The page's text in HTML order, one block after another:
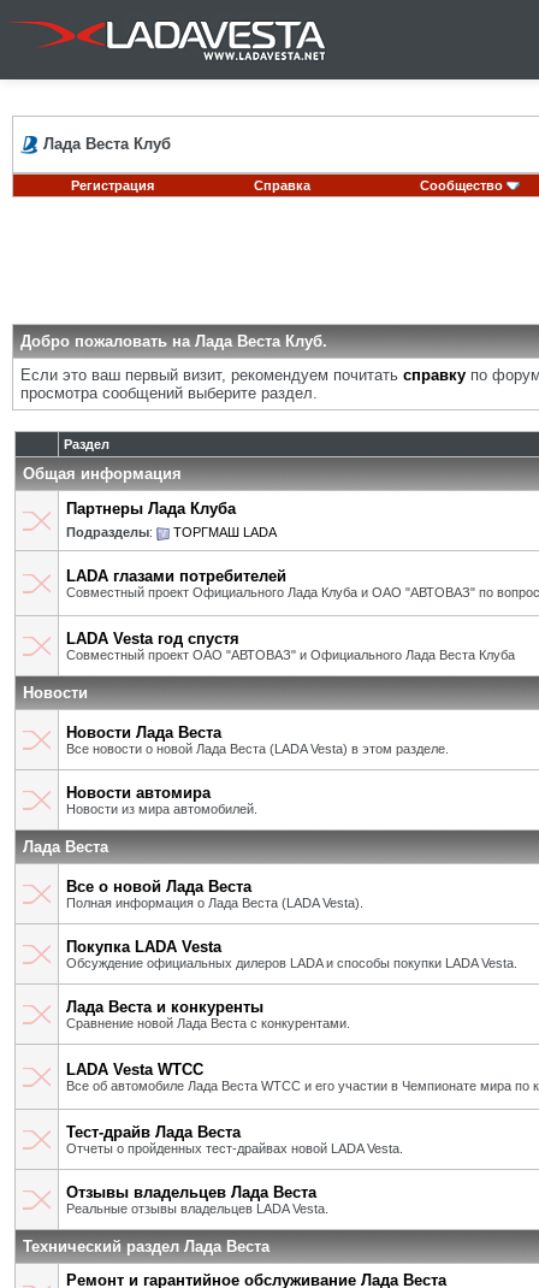
Лада Веста Клуб
Регистрация Справка Сообщество
Добро пожаловать на Лада Веста Клуб.
Если это ваш первый визит, рекомендуем почитать справку по
просмотра сообщений выберите раздел.
Раздел
Общая информация
Партнеры Лада Клуба
Подразделы: ТОРГМАШ LADA
LADA глазами потребителей
Совместный проект Официального Лада Клуба и ОАО "АВТОВАЗ" по
LADA Vesta год спустя
Совместный проект ОАО "АВТОВАЗ" и Официального Лада Веста Клуба
Новости
Новости Лада Веста
Все новости о новой Лада Веста (LADA Vesta) в этом разделе.
Новости автомира
Новости из мира автомобилей.
Лада Веста
Все о новой Лада Веста
Полная информация о Лада Веста (LADA Vesta).
Покупка LADA Vesta
Обсуждение официальных дилеров LADA и способы покупки LADA Vesta.
Лада Веста и конкуренты
Сравнение новой Лада Веста с конкурентами.
LADA Vesta WTCC
Все об автомобиле Лада Веста WTCC и его участии в Чемпионате мира по
Тест-драйв Лада Веста
Отчеты о пройденных тест-драйвах новой LADA Vesta.
Отзывы владельцев Лада Веста
Реальные отзывы владельцев LADA Vesta.
Технический раздел Лада Веста
Ремонт и гарантийное обслуживание Лада Веста